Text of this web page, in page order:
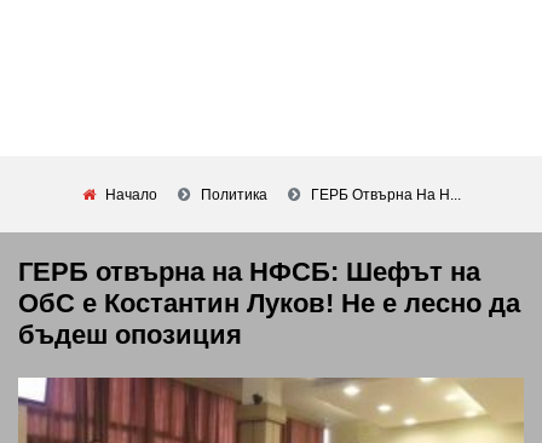
Начало Политика ГЕРБ Отвърна На Н...
ГЕРБ отвърна на НФСБ: Шефът на
ОбС е Костантин Луков! Не е лесно да
бъдеш опозиция